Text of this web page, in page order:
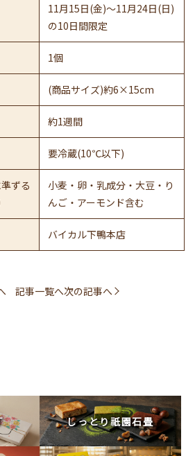
11月15日(金)〜11月24日(日)
の10日間限定
1個
(商品サイズ)約6×15cm
約1週間
要冷蔵(10℃以下)
ずる
小麦・卵・乳成分・大豆・り
んご・アーモンド含む
バイカル下鴨本店
記事一覧へ次の記事へ
しっとり祇園石畳